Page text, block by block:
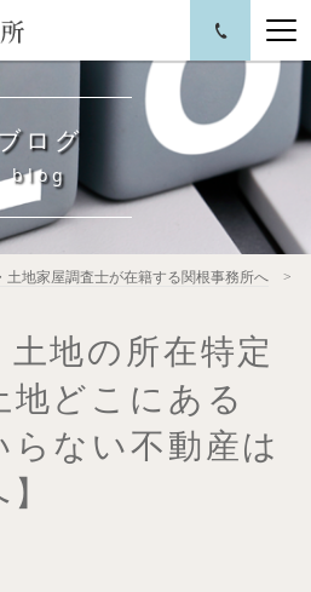
ブログ
blog
地家屋調査士が在籍する関根事務所へ
土地の所在特定
地どこにある
らない不動産は